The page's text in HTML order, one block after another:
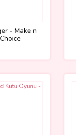
- Make n